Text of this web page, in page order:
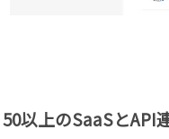
50以上のSaaSとAPI